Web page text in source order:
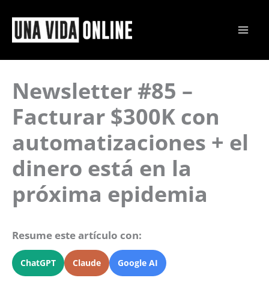
contenido
Newsletter #85 –
Facturar $300K con
automatizaciones + el
dinero está en la
próxima epidemia
Resume este artículo con:
ChatGPT Claude Google AI